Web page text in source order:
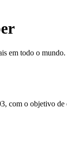
em todo o
o objetivo